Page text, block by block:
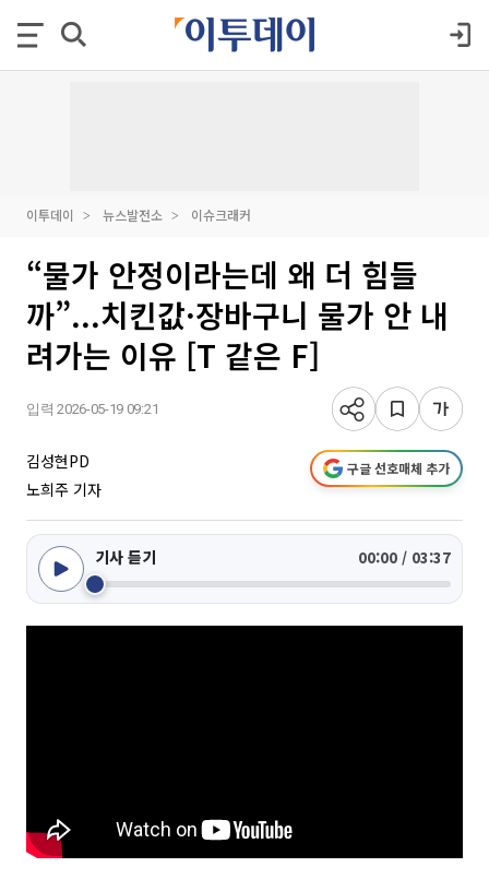
이투데이 뉴스발전소 이슈크래커
“물가 안정이라는데 왜 더 힘들
까”...치킨값·장바구니 물가 안 내
려가는 이유 [T 같은 F]
입력 2026-05-19 09:21
김성현PD
노희주 기자
구글 선호매체 추가
기사 듣기 00:00 / 03:37